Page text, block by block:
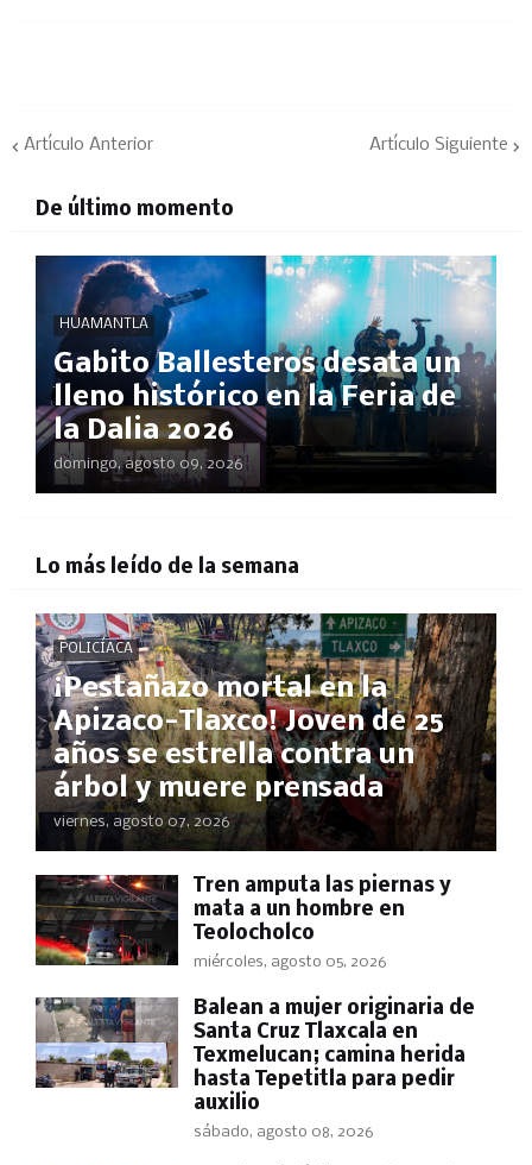
Artículo Anterior Artículo Siguiente
De último momento
HUAMANTLA
Gabito Ballesteros desata un
lleno histórico en la Feria de
la Dalia 2026
domingo, agosto 09, 2026
Lo más leído de la semana
POLICÍACA
¡Pestañazo mortal en la
Apizaco-Tlaxco! Joven de 25
años se estrella contra un
árbol y muere prensada
viernes, agosto 07, 2026
Tren amputa las piernas y
mata a un hombre en
Teolocholco
miércoles, agosto 05, 2026
Balean a mujer originaria de
Santa Cruz Tlaxcala en
Texmelucan; camina herida
hasta Tepetitla para pedir
auxilio
sábado, agosto 08, 2026